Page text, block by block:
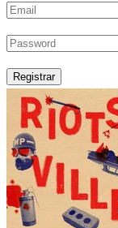
Registrar